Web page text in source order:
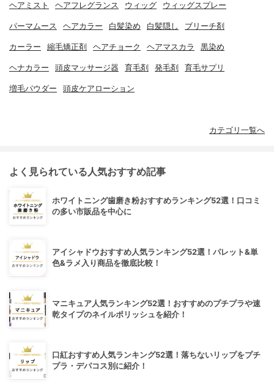
ヘアミスト ヘアフレグランス ウィッグ ウィッグスプレー
パーマムース ヘアカラー 白髪染め 白髪隠し ブリーチ剤
カーラー 縮毛矯正剤 ヘアチョーク ヘアマスカラ 黒染め
ヘナカラー 頭皮マッサージ器 育毛剤 発毛剤 育毛サプリ
増毛パウダー 頭皮ケアローション
カテゴリ一覧へ
よく見られている人気おすすめ記事
ホワイトニング歯磨き粉おすすめランキング52選！口コミ
の多い市販品を中心に
アイシャドウおすすめ人気ランキング52選！パレット&単
色&ラメ入り商品を徹底比較！
マニキュア人気ランキング52選！おすすめのプチプラや速
乾タイプのネイルポリッシュを紹介！
口紅おすすめ人気ランキング52選！落ちないリップをプチ
プラ・デパコス別に紹介！